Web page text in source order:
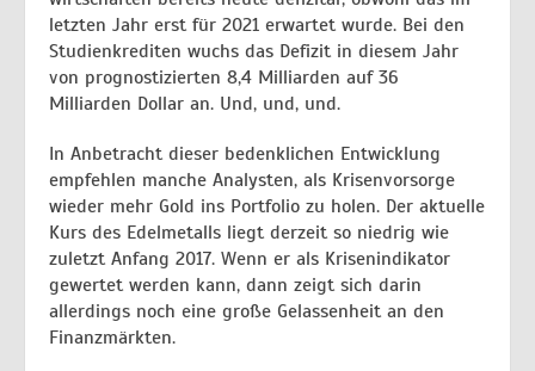
letzten Jahr erst für 2021 erwartet wurde. Bei den
Studienkrediten wuchs das Defizit in diesem Jahr
von prognostizierten 8,4 Milliarden auf 36
Milliarden Dollar an. Und, und, und.
In Anbetracht dieser bedenklichen Entwicklung
empfehlen manche Analysten, als Krisenvorsorge
wieder mehr Gold ins Portfolio zu holen. Der aktuelle
Kurs des Edelmetalls liegt derzeit so niedrig wie
zuletzt Anfang 2017. Wenn er als Krisenindikator
gewertet werden kann, dann zeigt sich darin
allerdings noch eine große Gelassenheit an den
Finanzmärkten.